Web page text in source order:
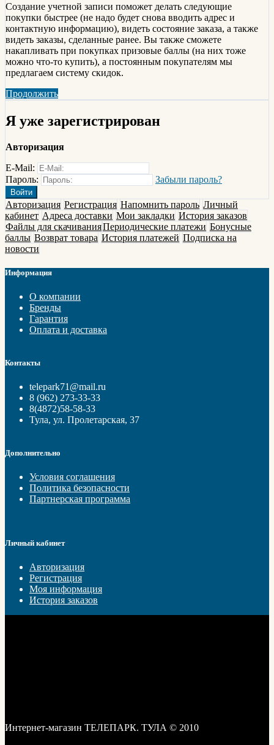
Создание учетной записи поможет делать следующие
покупки быстрее (не надо будет снова вводить адрес и
контактную информацию), видеть состояние заказа, а также
видеть заказы, сделанные ранее. Вы также сможете
накапливать при покупках призовые баллы (на них тоже
можно что-то купить), а постоянным покупателям мы
предлагаем систему скидок.
Продолжить
Я уже зарегистрирован
Авторизация
E-Mail:
Пароль:
Забыли пароль?
Авторизация Регистрация Напомнить пароль Личный
кабинет Адреса доставки Мои закладки История заказов
Файлы для скачиванияПериодические платежи Бонусные
баллы Возврат товара История платежей Подписка на
новости
Информация
О компании
Бренды
Гарантия
Оплата и доставка
Контакты
telepark71@mail.ru
8 (962) 273-33-33
8(4872)58-58-33
Тула, ул. Пролетарская, 37
Дополнительно
Условия соглашения
Политика безопасности
Партнерская программа
Личный кабинет
Авторизация
Регистрация
Моя информация
История заказов
Интернет-магазин ТЕЛЕПАРК. ТУЛА © 2010